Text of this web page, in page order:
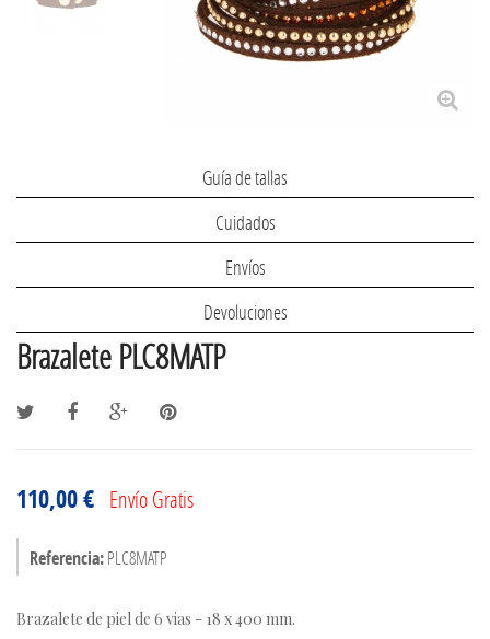
Guía de tallas
Cuidados
Envíos
Devoluciones
Brazalete PLC8MATP
110,00 € Envío Gratis
Referencia:PLC8MATP
Brazalete de piel de 6 vias - 18 x 400 mm.